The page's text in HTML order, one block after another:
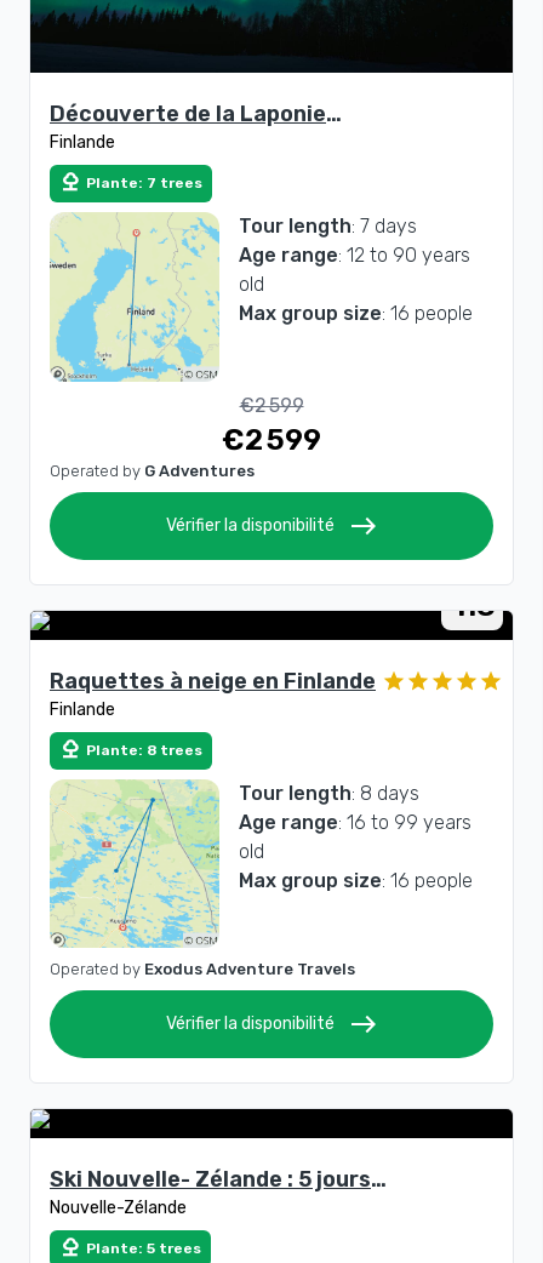
Découverte de la Laponie
finlandaise
Finlande
nature Plante: 7 trees
Tour length: 7 days
Age range: 12 to 90 years
old
Max group size: 16 people
€2 599
€2 599
Operated by G Adventures
Vérifier la disponibilité east
Raquettes à neige en Finlande
Finlande
nature Plante: 8 trees
Tour length: 8 days
Age range: 16 to 99 years
old
Max group size: 16 people
4.8
Operated by Exodus Adventure Travels
Vérifier la disponibilité east
Ski Nouvelle- Zélande : 5 jours
d'exploration des neiges de l'île
du Sud
Nouvelle-Zélande
nature Plante: 5 trees